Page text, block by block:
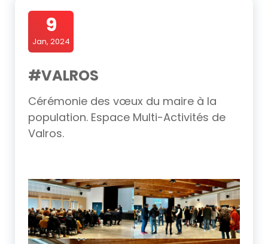
9
Jan, 2024
#VALROS
Cérémonie des vœux du maire à la
population. Espace Multi-Activités de
Valros.